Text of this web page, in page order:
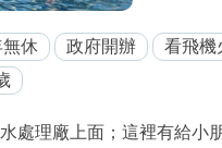
休 政府開辦 看飛機
處理廠上面；這裡有給小